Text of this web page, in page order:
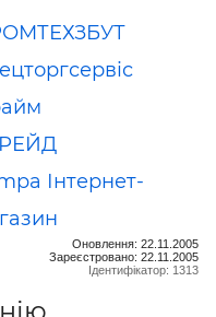
Інтернет-
Оновлення: 22.11.2005
Зареєстровано: 22.11.2005
Ідентифікатор: 1313